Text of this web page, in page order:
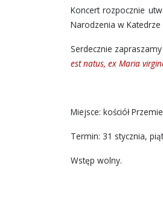
Koncert rozpocznie
Narodzenia w Katedrze
Serdecznie
est natus, ex Maria
Miejsce: kościół
Termin: 31 stycznia,
Wstęp wolny.